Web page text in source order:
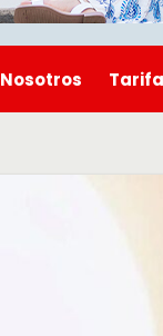
Nosotros